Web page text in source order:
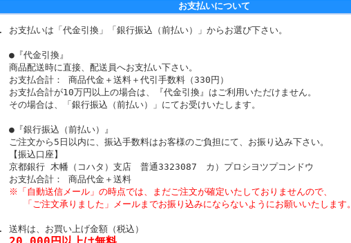
お支払いについて
お支払いは「代金引換」「銀行振込（前払い）」からお選び下さい。
●『代金引換』
商品配送時に直接、配送員へお支払い下さい。
お支払合計： 商品代金＋送料＋代引手数料（330円）
お支払合計が10万円以上の場合は、『代金引換』はご利用いただけません。
その場合は、「銀行振込（前払い）」にてお受けいたします。
●『銀行振込（前払い）』
ご注文から5日以内に、振込手数料はお客様のご負担にて、お振り込み下さい。
【振込口座】
京都銀行 木幡（コハタ）支店 普通3323087 カ）プロシヨツプコンドウ
お支払合計： 商品代金＋送料
※「自動送信メール」の時点では、まだご注文が確定いたしておりませんので、
「ご注文承りました」メールまでお振り込みにならないようにお願いいたします。
送料は、お買い上げ金額（税込）